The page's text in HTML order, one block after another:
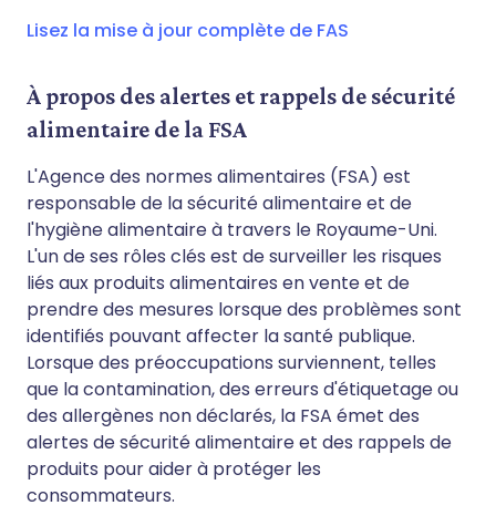
Lisez la mise à jour complète de FAS
À propos des alertes et rappels de sécurité
alimentaire de la FSA
L'Agence des normes alimentaires (FSA) est
responsable de la sécurité alimentaire et de
l'hygiène alimentaire à travers le Royaume-Uni.
L'un de ses rôles clés est de surveiller les risques
liés aux produits alimentaires en vente et de
prendre des mesures lorsque des problèmes sont
identifiés pouvant affecter la santé publique.
Lorsque des préoccupations surviennent, telles
que la contamination, des erreurs d'étiquetage ou
des allergènes non déclarés, la FSA émet des
alertes de sécurité alimentaire et des rappels de
produits pour aider à protéger les
consommateurs.